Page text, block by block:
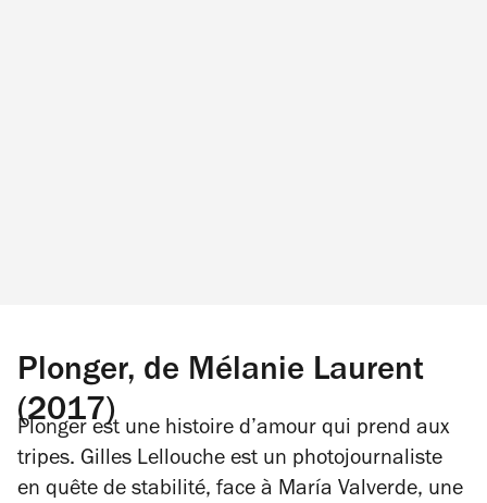
Plonger, de Mélanie Laurent
(2017)
Plonger est une histoire d’amour qui prend aux
tripes. Gilles Lellouche est un photojournaliste
en quête de stabilité, face à María Valverde, une